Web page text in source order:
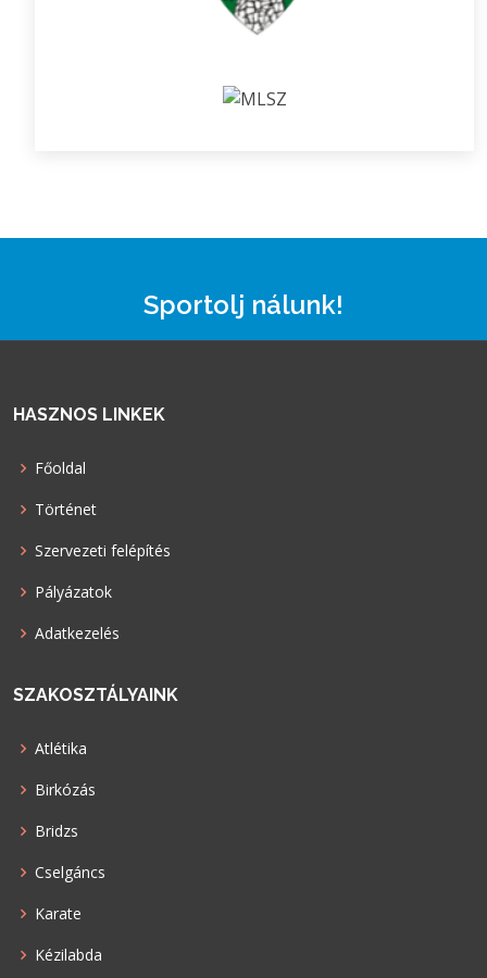
Sportolj nálunk!
HASZNOS LINKEK
Főoldal
Történet
Szervezeti felépítés
Pályázatok
Adatkezelés
SZAKOSZTÁLYAINK
Atlétika
Birkózás
Bridzs
Cselgáncs
Karate
Kézilabda